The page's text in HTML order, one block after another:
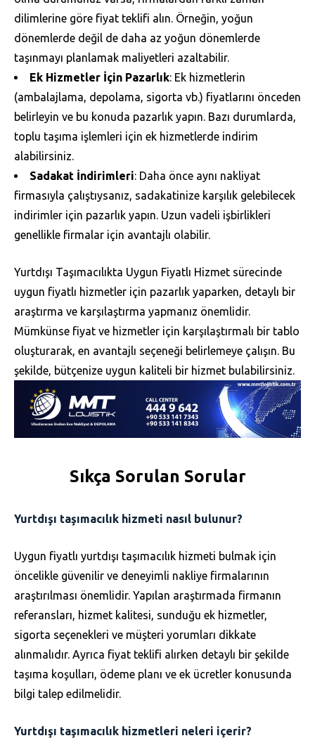
dilimlerine göre fiyat teklifi alın. Örneğin, yoğun
dönemlerde değil de daha az yoğun dönemlerde
taşınmayı planlamak maliyetleri azaltabilir.
Ek Hizmetler İçin Pazarlık: Ek hizmetlerin
(ambalajlama, depolama, sigorta vb.) fiyatlarını önceden
belirleyin ve bu konuda pazarlık yapın. Bazı durumlarda,
toplu taşıma işlemleri için ek hizmetlerde indirim
alabilirsiniz.
Sadakat İndirimleri: Daha önce aynı nakliyat
firmasıyla çalıştıysanız, sadakatinize karşılık gelebilecek
indirimler için pazarlık yapın. Uzun vadeli işbirlikleri
genellikle firmalar için avantajlı olabilir.
Yurtdışı Taşımacılıkta Uygun Fiyatlı Hizmet sürecinde
uygun fiyatlı hizmetler için pazarlık yaparken, detaylı bir
araştırma ve karşılaştırma yapmanız önemlidir.
Mümkünse fiyat ve hizmetler için karşılaştırmalı bir tablo
oluşturarak, en avantajlı seçeneği belirlemeye çalışın. Bu
şekilde, bütçenize uygun kaliteli bir hizmet bulabilirsiniz.
Sıkça Sorulan Sorular
Yurtdışı taşımacılık hizmeti nasıl bulunur?
Uygun fiyatlı yurtdışı taşımacılık hizmeti bulmak için
öncelikle güvenilir ve deneyimli nakliye firmalarının
araştırılması önemlidir. Yapılan araştırmada firmanın
referansları, hizmet kalitesi, sunduğu ek hizmetler,
sigorta seçenekleri ve müşteri yorumları dikkate
alınmalıdır. Ayrıca fiyat teklifi alırken detaylı bir şekilde
taşıma koşulları, ödeme planı ve ek ücretler konusunda
bilgi talep edilmelidir.
Yurtdışı taşımacılık hizmetleri neleri içerir?